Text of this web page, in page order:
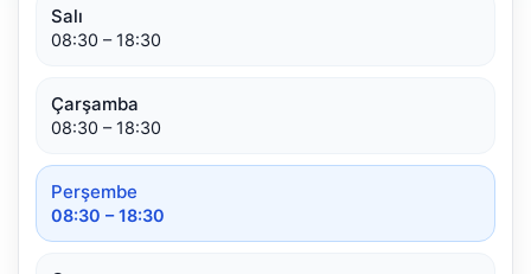
Salı
08:30 – 18:30
Çarşamba
08:30 – 18:30
Perşembe
08:30 – 18:30